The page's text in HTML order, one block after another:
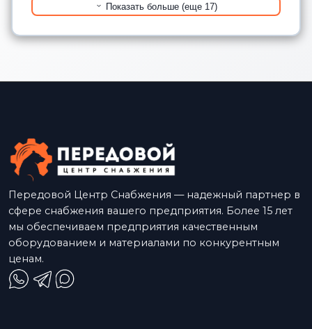
Показать больше (еще 17)
Передовой Центр Снабжения — надежный партнер в
сфере снабжения вашего предприятия. Более 15 лет
мы обеспечиваем предприятия качественным
оборудованием и материалами по конкурентным
ценам.